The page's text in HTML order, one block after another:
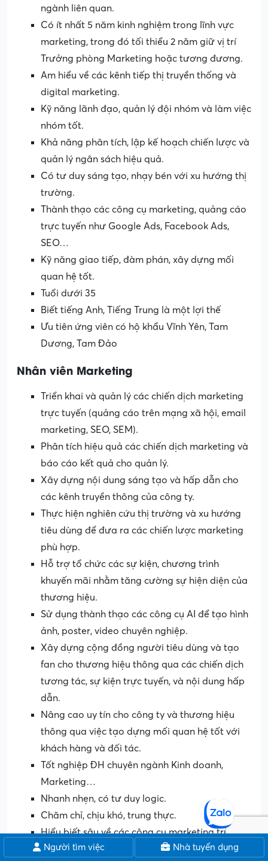
ngành liên quan.
Có ít nhất 5 năm kinh nghiệm trong lĩnh vực
marketing, trong đó tối thiểu 2 năm giữ vị trí
Trưởng phòng Marketing hoặc tương đương.
Am hiểu về các kênh tiếp thị truyền thống và
digital marketing.
Kỹ năng lãnh đạo, quản lý đội nhóm và làm việc
nhóm tốt.
Khả năng phân tích, lập kế hoạch chiến lược và
quản lý ngân sách hiệu quả.
Có tư duy sáng tạo, nhạy bén với xu hướng thị
trường.
Thành thạo các công cụ marketing, quảng cáo
trực tuyến như Google Ads, Facebook Ads,
SEO…
Kỹ năng giao tiếp, đàm phán, xây dựng mối
quan hệ tốt.
Tuổi dưới 35
Biết tiếng Anh, Tiếng Trung là một lợi thế
Ưu tiên ứng viên có hộ khẩu Vĩnh Yên, Tam
Dương, Tam Đảo
Nhân viên Marketing
Triển khai và quản lý các chiến dịch marketing
trực tuyến (quảng cáo trên mạng xã hội, email
marketing, SEO, SEM).
Phân tích hiệu quả các chiến dịch marketing và
báo cáo kết quả cho quản lý.
Xây dựng nội dung sáng tạo và hấp dẫn cho
các kênh truyền thông của công ty.
Thực hiện nghiên cứu thị trường và xu hướng
tiêu dùng để đưa ra các chiến lược marketing
phù hợp.
Hỗ trợ tổ chức các sự kiện, chương trình
khuyến mãi nhằm tăng cường sự hiện diện của
thương hiệu.
Sử dụng thành thạo các công cụ AI để tạo hình
ảnh, poster, video chuyên nghiệp.
Xây dựng cộng đồng người tiêu dùng và tạo
fan cho thương hiệu thông qua các chiến dịch
tương tác, sự kiện trực tuyến, và nội dung hấp
dẫn.
Nâng cao uy tín cho công ty và thương hiệu
thông qua việc tạo dựng mối quan hệ tốt với
khách hàng và đối tác.
Tốt nghiệp ĐH chuyên ngành Kinh doanh,
Marketing…
Nhanh nhẹn, có tư duy logic.
Chăm chỉ, chịu khó, trung thực.
Hiểu biết sâu về các công cụ marketing trực
tuyến và các xu hướng truyền thông hiện đại.
Người tìm việc Nhà tuyển dụng